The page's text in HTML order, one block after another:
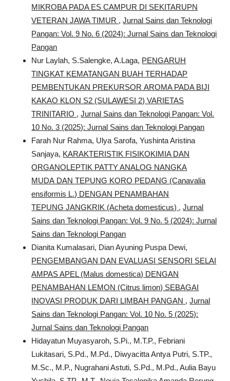
MIKROBA PADA ES CAMPUR DI SEKITARUPN
VETERAN JAWA TIMUR ,Jurnal Sains dan Teknologi
Pangan: Vol. 9 No. 6 (2024): Jurnal Sains dan Teknologi
Pangan
Nur Laylah, S.Salengke, A.Laga, PENGARUH
TINGKAT KEMATANGAN BUAH TERHADAP
PEMBENTUKAN PREKURSOR AROMA PADA BIJI
KAKAO KLON S2 (SULAWESI 2) VARIETAS
TRINITARIO ,Jurnal Sains dan Teknologi Pangan: Vol.
10 No. 3 (2025): Jurnal Sains dan Teknologi Pangan
Farah Nur Rahma, Ulya Sarofa, Yushinta Aristina
Sanjaya, KARAKTERISTIK FISIKOKIMIA DAN
ORGANOLEPTIK PATTY ANALOG NANGKA
MUDA DAN TEPUNG KORO PEDANG (Canavalia
ensiformis L.) DENGAN PENAMBAHAN
TEPUNG JANGKRIK (Acheta domesticus) ,Jurnal
Sains dan Teknologi Pangan: Vol. 9 No. 5 (2024): Jurnal
Sains dan Teknologi Pangan
Dianita Kumalasari, Dian Ayuning Puspa Dewi,
PENGEMBANGAN DAN EVALUASI SENSORI SELAI
AMPAS APEL (Malus domestica) DENGAN
PENAMBAHAN LEMON (Citrus limon) SEBAGAI
INOVASI PRODUK DARI LIMBAH PANGAN ,Jurnal
Sains dan Teknologi Pangan: Vol. 10 No. 5 (2025):
Jurnal Sains dan Teknologi Pangan
Hidayatun Muyasyaroh, S.Pi., M.T.P., Febriani
Lukitasari, S.Pd., M.Pd., Diwyacitta Antya Putri, S.TP.,
M.Sc., M.P., Nugrahani Astuti, S.Pd., M.Pd., Aulia Bayu